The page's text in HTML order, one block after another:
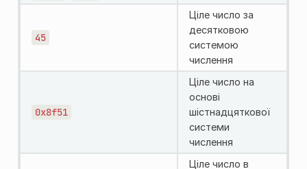
45
Ціле число за
десятковою
системою
числення
0x8f51
Ціле число на
основі
шістнадцяткової
системи
числення
Ціле число в